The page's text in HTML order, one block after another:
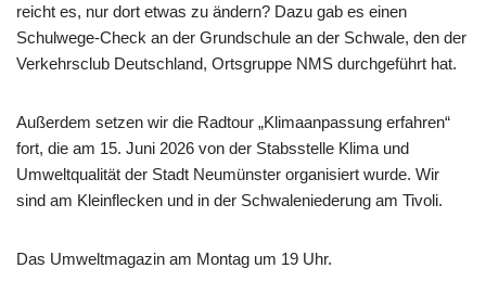
reicht es, nur dort etwas zu ändern? Dazu gab es einen
Schulwege-Check an der Grundschule an der Schwale, den der
Verkehrsclub Deutschland, Ortsgruppe NMS durchgeführt hat.
Außerdem setzen wir die Radtour „Klimaanpassung erfahren“
fort, die am 15. Juni 2026 von der Stabsstelle Klima und
Umweltqualität der Stadt Neumünster organisiert wurde. Wir
sind am Kleinflecken und in der Schwaleniederung am Tivoli.
Das Umweltmagazin am Montag um 19 Uhr.